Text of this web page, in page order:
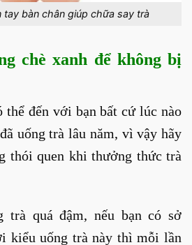
tay bàn chân giúp chữa say trà
chè xanh để không bị
thể đến với bạn bất cứ lúc nào
uống trà lâu năm, vì vậy hãy
thói quen khi thưởng thức trà
trà quá đậm, nếu bạn có sở
kiểu uống trà này thì mỗi lần